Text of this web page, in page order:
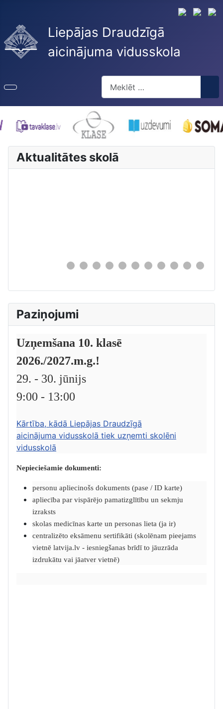
Liepājas Draudzīgā
aicinājuma vidusskola
Type 2 or more characters for
Aktualitātes skolā
Paziņojumi
Uzņemšana 10. klasē
2026./2027.m.g.!
29. - 30. jūnijs
9:00 - 13:00
Kārtība, kādā Liepājas Draudzīgā
aicinājuma vidusskolā tiek uzņemti skolēni
vidusskolā
Nepieciešamie dokumenti:
personu apliecinošs dokuments (pase / ID karte)
apliecība par vispārējo pamatizglītību un sekmju
izraksts
skolas medicīnas karte un personas lieta (ja ir)
centralizēto eksāmenu sertifikāti (skolēnam pieejams
vietnē latvija.lv - iesniegšanas brīdī to jāuzrāda
izdrukātu vai jāatver vietnē)